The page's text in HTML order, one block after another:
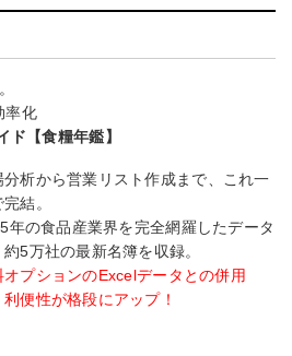
率化
【食糧年鑑】
分析から営業リスト作成まで、これ一
結。
年の食品産業界を完全網羅したデータ
約5万社の最新名簿を収録。
オプションのExcelデータとの併用
利便性が格段にアップ！